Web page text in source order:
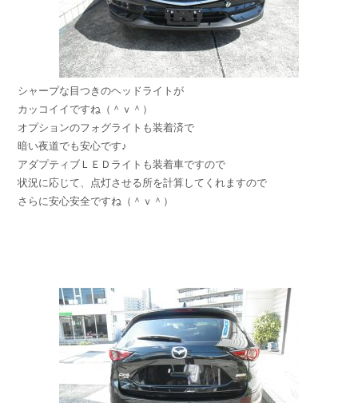
シャープな目つきのヘッドライトが
カッコイイですね（＾ｖ＾）
オプションのフォグライトも装着済で
暗い夜道でも安心です♪
アダプティブＬＥＤライトも装着車ですので
状況に応じて、点灯させる所を計算してくれますので
さらに安心安全ですね（＾ｖ＾）